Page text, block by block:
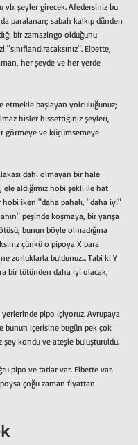
şeyler girecek. Afedersiniz bu
paralanan; sabah kalkıp dünden
bir zamazingo olduğunu
Elbette,
her şeyde ve her yerde
etmekle başlayan yolculuğunuz;
hisler hissettiğiniz şeyleri,
görmeye ve küçümsemeye
dahi olmayan bir hale
aldığımız hobi şekli ile hat
iken "daha pahalı, "daha iyi"
peşinde koşmaya, bir yarışa
bunun böyle olmadığına
çünkü o pipoya X para
zorluklarla buldunuz... Tabi ki Y
bir tütünden daha iyi olacak,
yerlerinde pipo içiyoruz. Avrupaya
bunun içerisine bugün pek çok
şey kondu ve ateşle buluşturuldu.
pipo ve tatlar var. Elbette var.
çoğu zaman fiyattan